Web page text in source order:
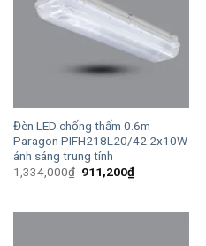
Đèn LED chống thấm 0.6m
Paragon PIFH218L20/42 2x10W
ánh sáng trung tính
1,334,000₫ Giá
911,200₫Giá
hiện
911,200₫.